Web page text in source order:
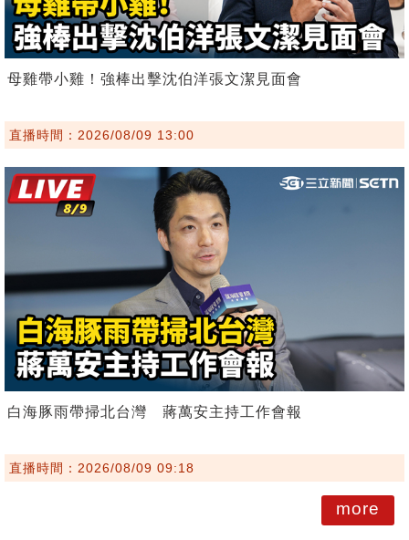
母雞帶小雞！強棒出擊沈伯洋張文潔見面會
直播時間：2026/08/09 13:00
白海豚雨帶掃北台灣 蔣萬安主持工作會報
直播時間：2026/08/09 09:18
more